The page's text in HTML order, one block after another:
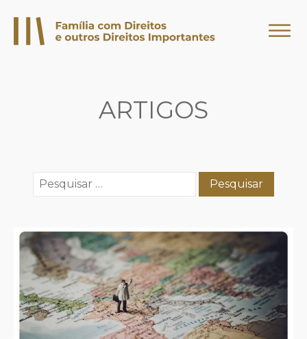
ARTIGOS
Pesquisar
por: